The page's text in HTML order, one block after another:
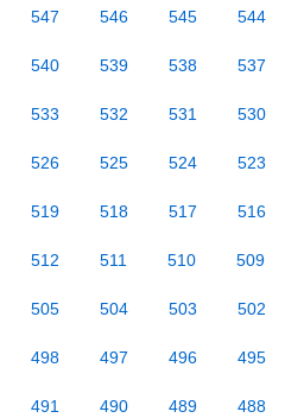
547 546 545 544
540 539 538 537
533 532 531 530
526 525 524 523
519 518 517 516
512 511 510 509
505 504 503 502
498 497 496 495
491 490 489 488